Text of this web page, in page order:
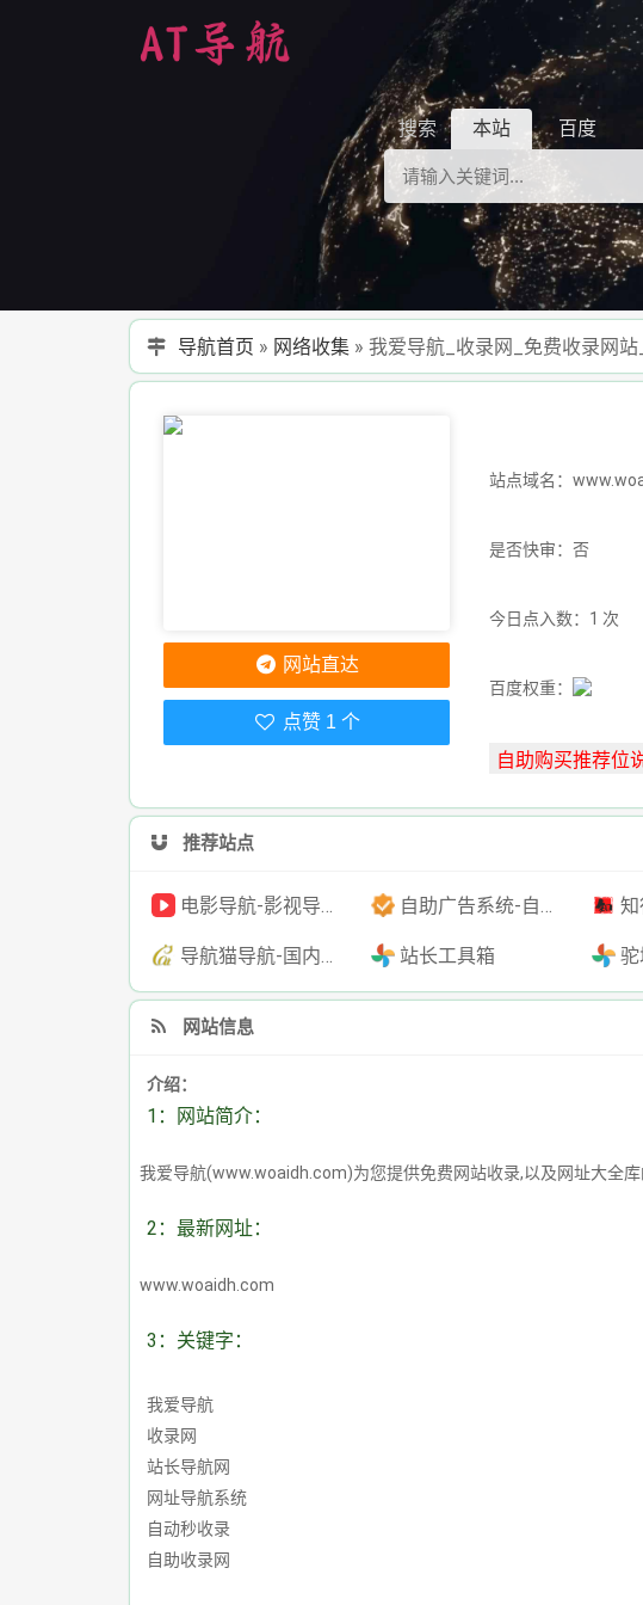
搜索 本站 百度
导航首页 » 网络收集 »我爱导航_收录网_免费收录网
站点域名：
是否快审：否
今日点入数：1 次
百度权重：
网站直达
点赞 1 个
推荐站点
电影导航-影视导航-电影搜索-影视搜索-电影站收录 自助广告系统-自助广告源码-自助投放广告插件 知行阁轻
导航猫导航-国内专业的技术资源网分类平台 站长工具箱 驼
网站信息
介绍：
1：网站简介：
我爱导航(www.woaidh.com)为您提供免费网站收录,以及网址大全
2：最新网址：
www.woaidh.com
3：关键字：
我爱导航
收录网
站长导航网
网址导航系统
自动秒收录
自助收录网